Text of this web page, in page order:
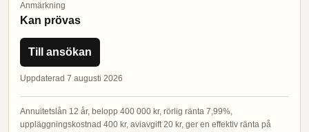
Anmärkning
Kan prövas
Till ansökan
Uppdaterad 7 augusti 2026
Annuitetslån 12 år, belopp 400 000 kr, rörlig ränta 7,99%,
uppläggningskostnad 400 kr, aviavgift 20 kr, ger en effektiv ränta på